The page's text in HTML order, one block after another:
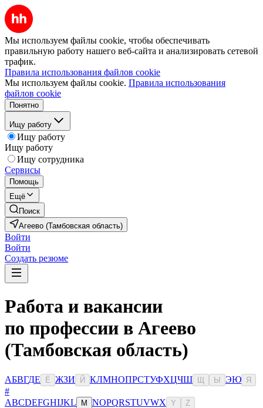
Мы используем файлы cookie, чтобы обеспечивать
правильную работу нашего веб-сайта и анализировать сетевой
трафик.
Правила использования файлов cookie
Мы используем файлы cookie. Правила использования
файлов cookie
Понятно
Ищу работу
Ищу работу
Ищу работу
Ищу сотрудника
Сервисы
Помощь
Ещё
Поиск
Агеево (Тамбовская область)
Войти
Войти
Создать резюме
Работа и вакансии
по профессии в Агеево
(Тамбовская область)
АБВГДЕ Ё ЖЗИ Й КЛМНОПРСТУФХЦЧШ Ы ЭЮ Я
#
ABCDEFGHIJKL M NOPQRSTUVWX Y Z